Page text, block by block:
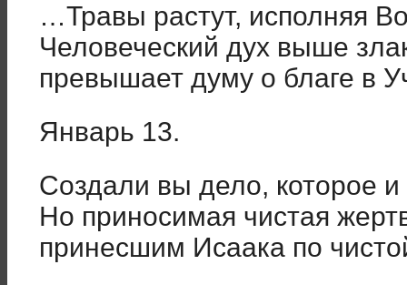
…Травы растут, исполняя
Человеческий дух выше
превышает думу о благе в
Январь 13.
Создали вы дело, которое и
Но приносимая чистая
принесшим Исаака по